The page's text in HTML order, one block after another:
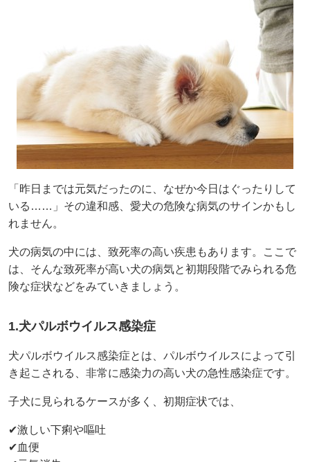
「昨日までは元気だったのに、なぜか今日はぐったりして
いる……」その違和感、愛犬の危険な病気のサインかもし
れません。
犬の病気の中には、致死率の高い疾患もあります。ここで
は、そんな致死率が高い犬の病気と初期段階でみられる危
険な症状などをみていきましょう。
1.犬パルボウイルス感染症
犬パルボウイルス感染症とは、パルボウイルスによって引
き起こされる、非常に感染力の高い犬の急性感染症です。
子犬に見られるケースが多く、初期症状では、
✔激しい下痢や嘔吐
✔血便